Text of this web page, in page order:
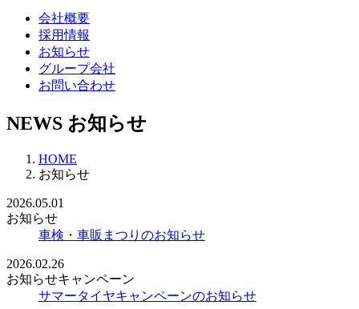
会社概要
採用情報
お知らせ
グループ会社
お問い合わせ
NEWS お知らせ
HOME
お知らせ
2026.05.01
お知らせ
車検・車販まつりのお知らせ
2026.02.26
お知らせキャンペーン
サマータイヤキャンペーンのお知らせ